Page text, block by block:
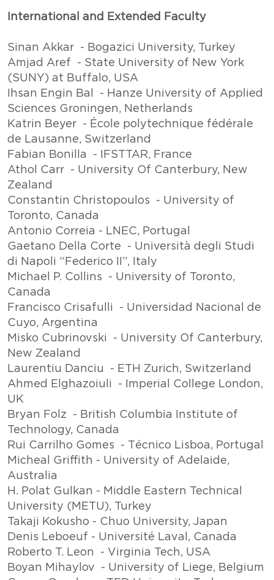
International and Extended Faculty
Sinan Akkar - Bogazici University, Turkey
Amjad Aref - State University of New York
(SUNY) at Buffalo, USA
Ihsan Engin Bal - Hanze University of Applied
Sciences Groningen, Netherlands
Katrin Beyer - École polytechnique fédérale
de Lausanne, Switzerland
Fabian Bonilla - IFSTTAR, France
Athol Carr - University Of Canterbury, New
Zealand
Constantin Christopoulos - University of
Toronto, Canada
Antonio Correia - LNEC, Portugal
Gaetano Della Corte - Università degli Studi
di Napoli “Federico II”, Italy
Michael P. Collins - University of Toronto,
Canada
Francisco Crisafulli - Universidad Nacional de
Cuyo, Argentina
Misko Cubrinovski - University Of Canterbury,
New Zealand
Laurentiu Danciu - ETH Zurich, Switzerland
Ahmed Elghazoiuli - Imperial College London,
UK
Bryan Folz - British Columbia Institute of
Technology, Canada
Rui Carrilho Gomes - Técnico Lisboa, Portugal
Micheal Griffith - University of Adelaide,
Australia
H. Polat Gulkan - Middle Eastern Technical
University (METU), Turkey
Takaji Kokusho - Chuo University, Japan
Denis Leboeuf - Université Laval, Canada
Roberto T. Leon - Virginia Tech, USA
Boyan Mihaylov - University of Liege, Belgium